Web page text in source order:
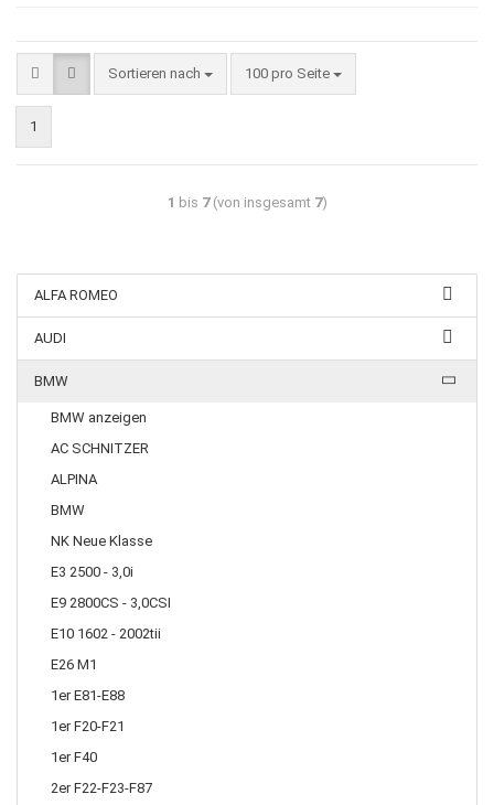
Sortieren nach 100 pro Seite
1
1 bis 7(von insgesamt 7)
ALFA ROMEO
AUDI
BMW
BMW anzeigen
AC SCHNITZER
ALPINA
BMW
NK Neue Klasse
E3 2500 - 3,0i
E9 2800CS - 3,0CSI
E10 1602 - 2002tii
E26 M1
1er E81-E88
1er F20-F21
1er F40
2er F22-F23-F87